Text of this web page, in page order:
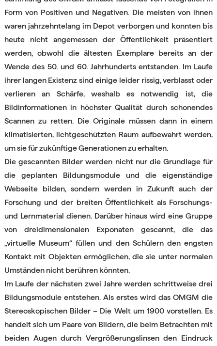
Form von Positiven und Negativen. Die meisten von ihnen
waren jahrzehntelang im Depot verborgen und konnten bis
heute nicht angemessen der Öffentlichkeit präsentiert
werden, obwohl die ältesten Exemplare bereits an der
Wende des 50. und 60. Jahrhunderts entstanden. Im Laufe
ihrer langen Existenz sind einige leider rissig, verblasst oder
verlieren an Schärfe, weshalb es notwendig ist, die
Bildinformationen in höchster Qualität durch schonendes
Scannen zu retten. Die Originale müssen dann in einem
klimatisierten, lichtgeschützten Raum aufbewahrt werden,
um sie für zukünftige Generationen zu erhalten.
Die gescannten Bilder werden nicht nur die Grundlage für
die geplanten Bildungsmodule und die eigenständige
Webseite bilden, sondern werden in Zukunft auch der
Forschung und der breiten Öffentlichkeit als Forschungs-
und Lernmaterial dienen. Darüber hinaus wird eine Gruppe
von dreidimensionalen Exponaten gescannt, die das
„virtuelle Museum“ füllen und den Schülern den engsten
Kontakt mit Objekten ermöglichen, die sie unter normalen
Umständen nicht berühren könnten.
Im Laufe der nächsten zwei Jahre werden schrittweise drei
Bildungsmodule entstehen. Als erstes wird das OMGM die
Stereoskopischen Bilder – Die Welt um 1900 vorstellen. Es
handelt sich um Paare von Bildern, die beim Betrachten mit
beiden Augen durch Vergrößerungslinsen den Eindruck